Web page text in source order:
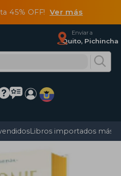
45% OFF! Ver más
Enviar a
Quito, Pichincha
Libros importados más